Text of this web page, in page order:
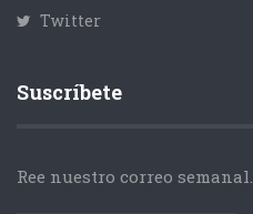
Twitter
Suscríbete
Ree nuestro correo semanal.